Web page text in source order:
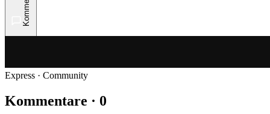
Express · Community
Kommentare · 0